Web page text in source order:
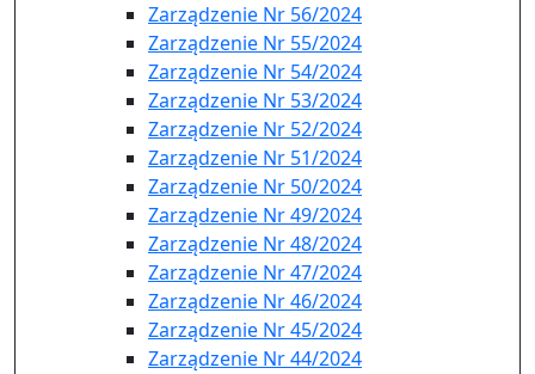
Zarządzenie Nr 56/2024
Zarządzenie Nr 55/2024
Zarządzenie Nr 54/2024
Zarządzenie Nr 53/2024
Zarządzenie Nr 52/2024
Zarządzenie Nr 51/2024
Zarządzenie Nr 50/2024
Zarządzenie Nr 49/2024
Zarządzenie Nr 48/2024
Zarządzenie Nr 47/2024
Zarządzenie Nr 46/2024
Zarządzenie Nr 45/2024
Zarządzenie Nr 44/2024